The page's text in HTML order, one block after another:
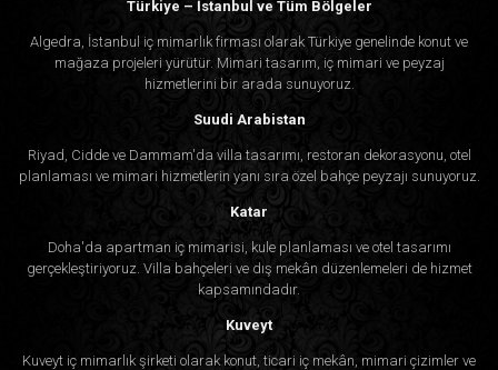
Türkiye – İstanbul ve Tüm Bölgeler
Algedra, İstanbul iç mimarlık firması olarak Türkiye genelinde konut ve
mağaza projeleri yürütür. Mimari tasarım, iç mimari ve peyzaj
hizmetlerini bir arada sunuyoruz.
Suudi Arabistan
Riyad, Cidde ve Dammam'da villa tasarımı, restoran dekorasyonu, otel
planlaması ve mimari hizmetlerin yanı sıra özel bahçe peyzajı sunuyoruz.
Katar
Doha'da apartman iç mimarisi, kule planlaması ve otel tasarımı
gerçekleştiriyoruz. Villa bahçeleri ve dış mekân düzenlemeleri de hizmet
kapsamındadır.
Kuveyt
Kuveyt iç mimarlık şirketi olarak konut, ticari iç mekân, mimari çizimler ve